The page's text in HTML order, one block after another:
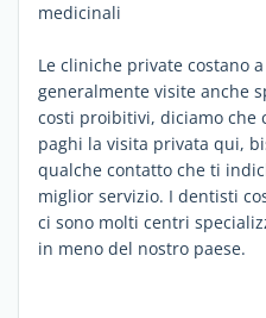
medicinali
Le cliniche private costano
generalmente visite anche
costi proibitivi, diciamo che
paghi la visita privata qui,
qualche contatto che ti
miglior servizio. I dentisti
ci sono molti centri
in meno del nostro paese.